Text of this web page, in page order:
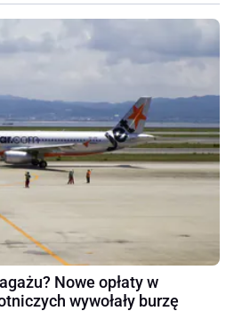
Nowe opłaty w
wywołały burzę